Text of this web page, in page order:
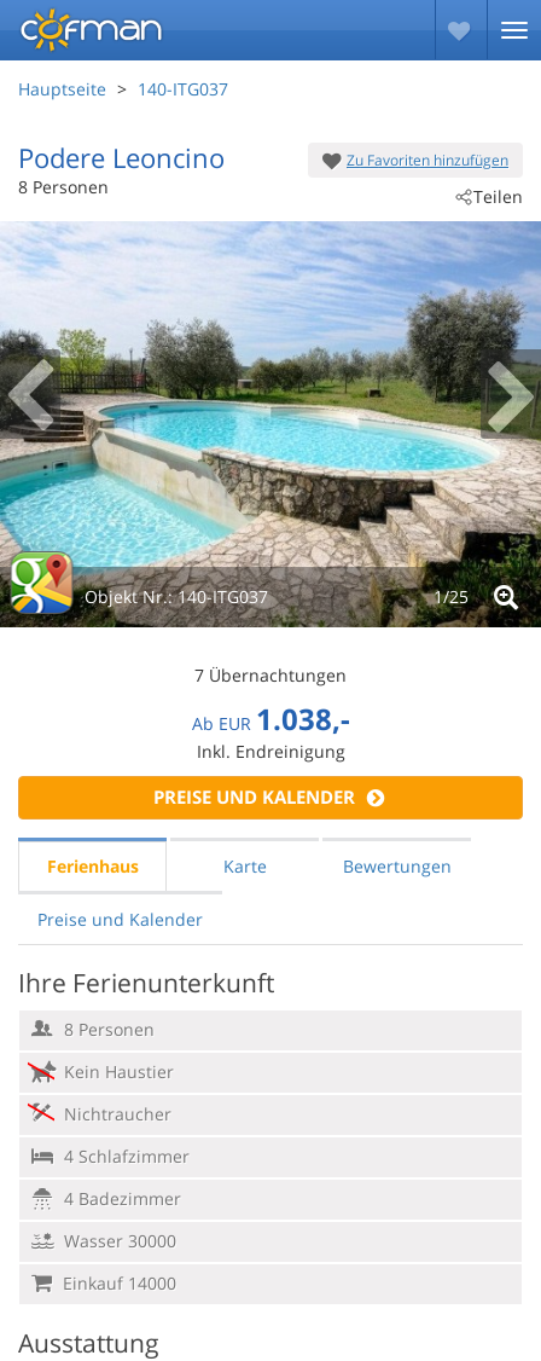
Hauptseite 140-ITG037
Zu Favoriten hinzufügen
Teilen
Podere Leoncino
- Scansano
- 58054
8 Personen
Objekt Nr.:140-ITG037 1/25
7 Übernachtungen
Ab EUR 1.038,-
Inkl. Endreinigung
PREISE UND KALENDER
Ferienhaus Karte Bewertungen
Preise und Kalender
Ihre Ferienunterkunft
8 Personen
Kein Haustier
Nichtraucher
4 Schlafzimmer
4 Badezimmer
Wasser 30000
Einkauf 14000
Ausstattung